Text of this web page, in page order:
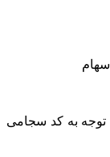
توجه به کد سجامی